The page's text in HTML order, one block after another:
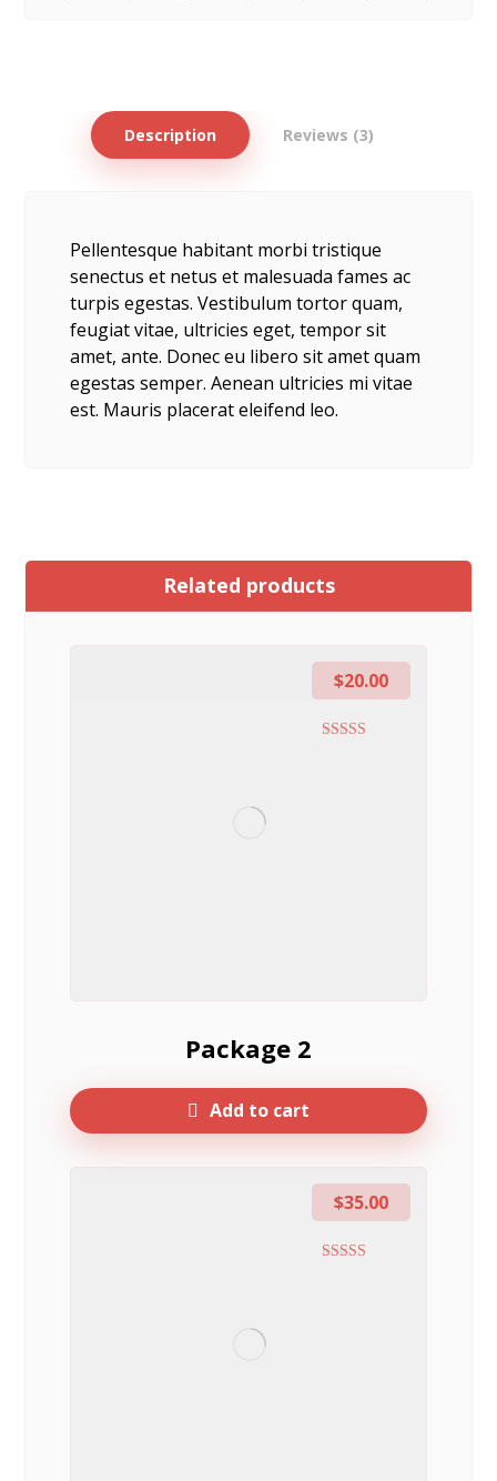
Description Reviews (3)
Pellentesque habitant morbi tristique
senectus et netus et malesuada fames ac
turpis egestas. Vestibulum tortor quam,
feugiat vitae, ultricies eget, tempor sit
amet, ante. Donec eu libero sit amet quam
egestas semper. Aenean ultricies mi vitae
est. Mauris placerat eleifend leo.
Related products
Package 2
$20.00
Add to cart
$35.00